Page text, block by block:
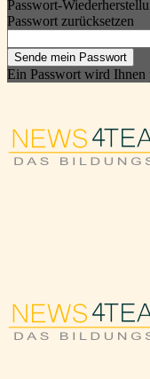
Passwort-
Passwort zurücksetzen
Ein Passwort wird Ihnen